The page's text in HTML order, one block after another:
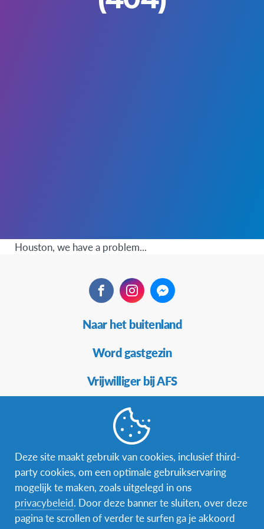
Houston, we have a problem...
FacebookInstagramMessenger
Naar het buitenland
Word gastgezin
Vrijwilliger bij AFS
Ons educatieve aanbod
Aanmelden bij AFS
Contact
AFS Low Lands vzw
Deze site maakt gebruik van cookies, inclusief third-
party cookies, om een optimale gebruikservaring
mogelijk te maken, zoals uitgelegd in ons
privacybeleid. Door deze banner te sluiten, over deze
pagina te scrollen of verder te surfen ga je akkoord